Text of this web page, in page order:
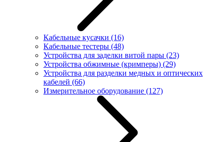
Кабельные кусачки (16)
Кабельные тестеры (48)
Устройства для заделки витой пары (23)
Устройства обжимные (кримперы) (29)
Устройства для разделки медных и оптических
кабелей (66)
Измерительное оборудование (127)